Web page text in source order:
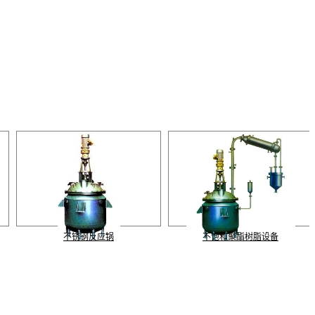
不锈钢反应锅 不饱和聚酯树脂设备